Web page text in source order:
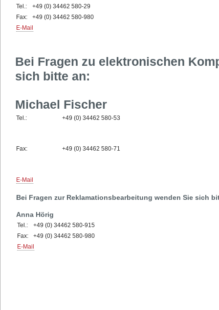
Tel.:
+49 (0) 34462 580-29
Fax:
+49 (0) 34462 580-980
E-Mail
Bei Fragen zu elektronischen
sich bitte an:
Michael Fischer
Tel.: +49 (0) 34462 580-53
Fax: +49 (0) 34462 580-71
E-Mail
Bei Fragen zur Reklamationsbearbeitung wenden Sie sich
Anna Hörig
Tel.:
+49 (0) 34462 580-915
Fax:
+49 (0) 34462 580-980
E-Mail